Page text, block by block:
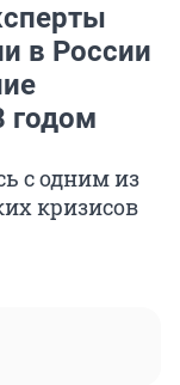
в России
годом
с одним из
кризисов